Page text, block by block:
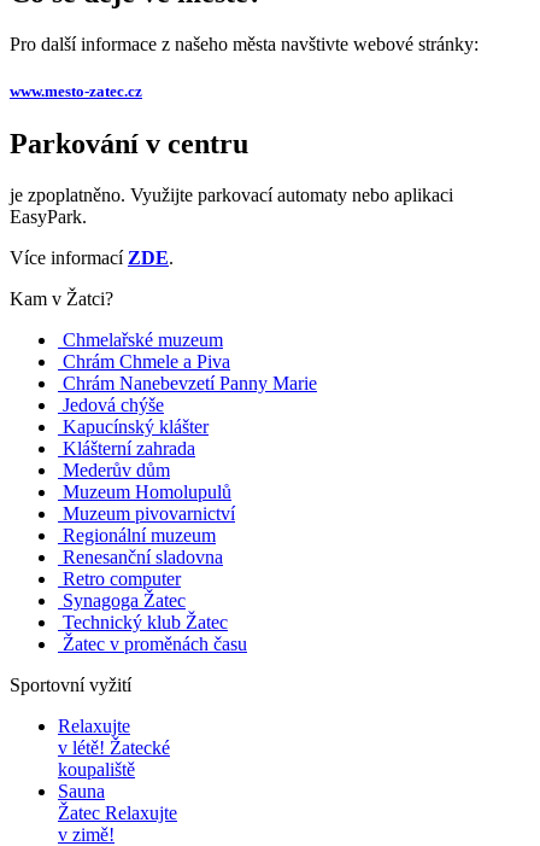
Pro další informace z našeho města navštivte webové stránky:
www.mesto-zatec.cz
Parkování v centru
je zpoplatněno. Využijte parkovací automaty nebo aplikaci
EasyPark.
Více informací ZDE.
Kam v Žatci?
Chmelařské muzeum
Chrám Chmele a Piva
Chrám Nanebevzetí Panny Marie
Jedová chýše
Kapucínský klášter
Klášterní zahrada
Mederův dům
Muzeum Homolupulů
Muzeum pivovarnictví
Regionální muzeum
Renesanční sladovna
Retro computer
Synagoga Žatec
Technický klub Žatec
Žatec v proměnách času
Sportovní vyžití
Relaxujte
v létě! Žatecké
koupaliště
Sauna
Žatec Relaxujte
v zimě!